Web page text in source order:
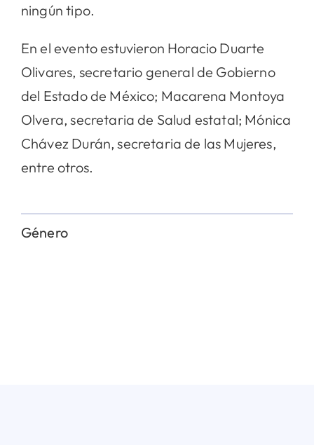
ningún tipo.
En el evento estuvieron Horacio Duarte
Olivares, secretario general de Gobierno
del Estado de México; Macarena Montoya
Olvera, secretaria de Salud estatal; Mónica
Chávez Durán, secretaria de las Mujeres,
entre otros.
Género